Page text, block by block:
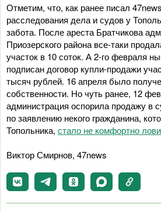
Отметим, что, как ранее писал
расследования дела и судов у
забота. После ареста Братчикова
Приозерского района все-таки
участок в 10 соток. А 2-го февраля
подписан договор купли-продажи
тысяч рублей. 16 апреля было
собственности. Но чуть ранее, 12
администрация оспорила продажу в
по заявлению некого гражданина,
Топольника, стало не комфортно
Виктор Смирнов, 47news